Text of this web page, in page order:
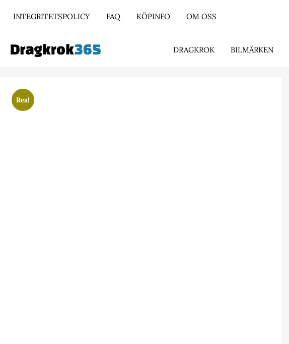
INTEGRITETSPOLICY FAQ KÖPINFO OM OSS
DRAGKROK BILMÄRKEN
Rea!